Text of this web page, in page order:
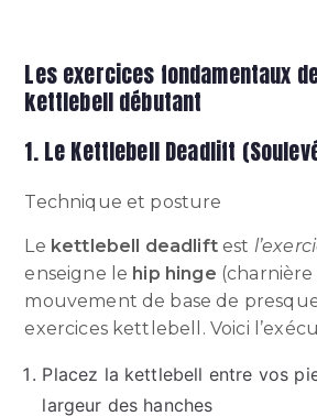
Les exercices fondamentaux
kettlebell débutant
1. Le Kettlebell Deadlift
Technique et posture
Le kettlebell deadliftest
enseigne le hip hinge
mouvement de base de
exercices kettlebell. Voici
Placez la kettlebell entre vos
largeur des hanches